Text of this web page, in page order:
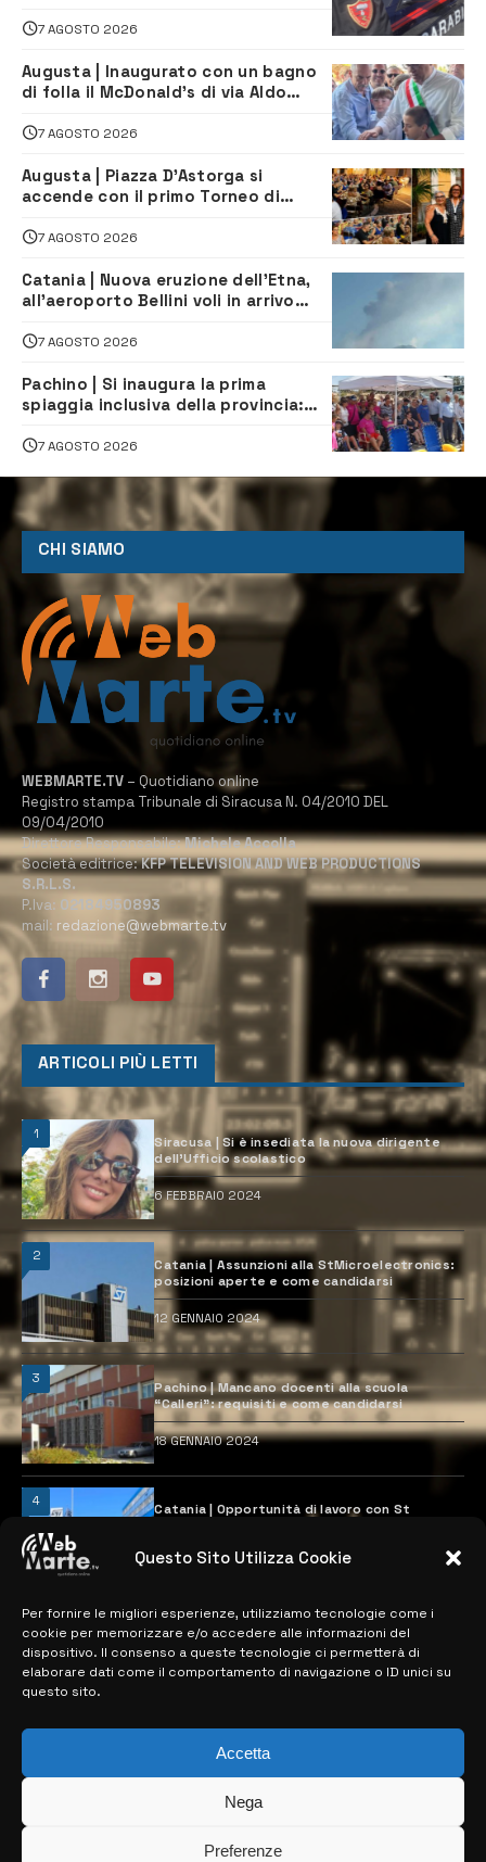
Questo Sito Utilizza Cookie
Per fornire le migliori esperienze, utilizziamo tecnologie come i
cookie per memorizzare e/o accedere alle informazioni del
dispositivo. Il consenso a queste tecnologie ci permetterà di
elaborare dati come il comportamento di navigazione o ID unici su
questo sito.
Accetta
Nega
Preferenze
7 AGOSTO 2026
Augusta | Inaugurato con un bagno
di folla il McDonald’s di via Aldo
7 AGOSTO 2026
Augusta | Piazza D’Astorga si
accende con il primo Torneo di
7 AGOSTO 2026
Catania | Nuova eruzione dell’Etna,
all’aeroporto Bellini voli in arrivo
7 AGOSTO 2026
Pachino | Si inaugura la prima
spiaggia inclusiva della provincia:
tutti
7 AGOSTO 2026
CHI SIAMO
WEBMARTE.TV – Quotidiano online
Registro stampa Tribunale di Siracusa N. 04/2010 DEL
09/04/2010
Direttore Responsabile:Michele Accolla
Società editrice:KFP TELEVISION AND WEB PRODUCTIONS
S.R.L.S.
P.Iva: 02184950893
mail: redazione@webmarte.tv
ARTICOLI PIÙ LETTI
1
Siracusa | Si è insediata la nuova dirigente
dell’Ufficio scolastico
6 FEBBRAIO 2024
2
Catania | Assunzioni alla StMicroelectronics:
posizioni aperte e come candidarsi
12 GENNAIO 2024
3
Pachino | Mancano docenti alla scuola
“Calleri”: requisiti e come candidarsi
18 GENNAIO 2024
4
Catania | Opportunità di lavoro con St
28 MARZO 2024
MAPPA DEL SITO
> NOTIZIE
> CONTATTI